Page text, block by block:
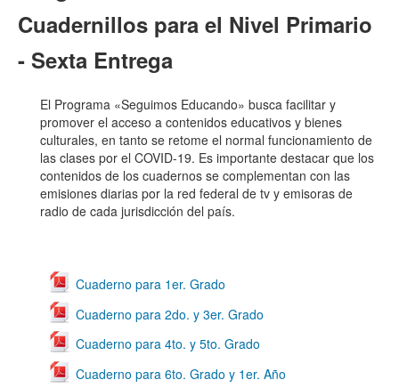
Cuadernillos para el Nivel Primario
- Sexta Entrega
El Programa «Seguimos Educando» busca facilitar y
promover el acceso a contenidos educativos y bienes
culturales, en tanto se retome el normal funcionamiento de
las clases por el COVID-19. Es importante destacar que los
contenidos de los cuadernos se complementan con las
emisiones diarias por la red federal de tv y emisoras de
radio de cada jurisdicción del país.
Cuaderno para 1er. Grado
Cuaderno para 2do. y 3er. Grado
Cuaderno para 4to. y 5to. Grado
Cuaderno para 6to. Grado y 1er. Año